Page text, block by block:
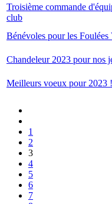
Troisième commande
club
Bénévoles pour les Foulées
Chandeleur 2023 pour nos
Meilleurs voeux pour 2023 !
1
2
3
4
5
6
7